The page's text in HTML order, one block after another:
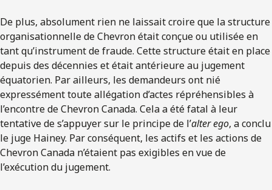
De plus, absolument rien ne laissait croire que la structure
organisationnelle de Chevron était conçue ou utilisée en
tant qu’instrument de fraude. Cette structure était en place
depuis des décennies et était antérieure au jugement
équatorien. Par ailleurs, les demandeurs ont nié
expressément toute allégation d’actes répréhensibles à
l’encontre de Chevron Canada. Cela a été fatal à leur
tentative de s’appuyer sur le principe de l’alter ego, a conclu
le juge Hainey. Par conséquent, les actifs et les actions de
Chevron Canada n’étaient pas exigibles en vue de
l’exécution du jugement.